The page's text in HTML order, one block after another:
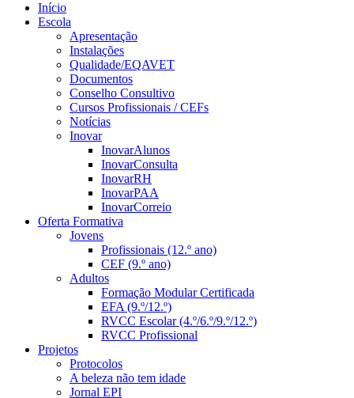
Início
Escola
Apresentação
Instalações
Qualidade/EQAVET
Documentos
Conselho Consultivo
Cursos Profissionais / CEFs
Notícias
Inovar
InovarAlunos
InovarConsulta
InovarRH
InovarPAA
InovarCorreio
Oferta Formativa
Jovens
Profissionais (12.º ano)
CEF (9.º ano)
Adultos
Formação Modular Certificada
EFA (9.º/12.º)
RVCC Escolar (4.º/6.º/9.º/12.º)
RVCC Profissional
Projetos
Protocolos
A beleza não tem idade
Jornal EPI